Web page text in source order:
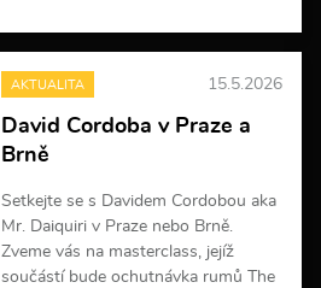
e
i
f
o
m
a
í
AKTUALITA 15.5.2026
David Cordoba v Praze a
Brně
Setkejte se s Davidem Cordobou aka
Mr. Daiquiri v Praze nebo Brně.
Zveme vás na masterclass, jejíž
součástí bude ochutnávka rumů The